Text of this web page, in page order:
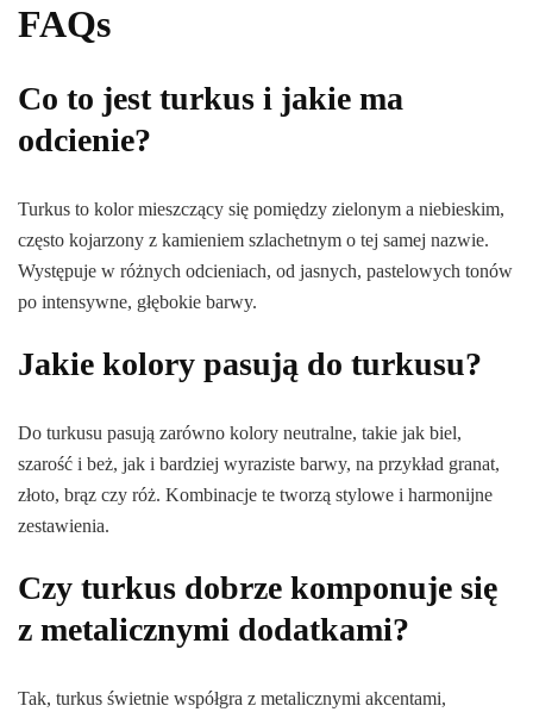
FAQs
Co to jest turkus i jakie ma
odcienie?
Turkus to kolor mieszczący się pomiędzy zielonym a niebieskim,
często kojarzony z kamieniem szlachetnym o tej samej nazwie.
Występuje w różnych odcieniach, od jasnych, pastelowych tonów
po intensywne, głębokie barwy.
Jakie kolory pasują do turkusu?
Do turkusu pasują zarówno kolory neutralne, takie jak biel,
szarość i beż, jak i bardziej wyraziste barwy, na przykład granat,
złoto, brąz czy róż. Kombinacje te tworzą stylowe i harmonijne
zestawienia.
Czy turkus dobrze komponuje się
z metalicznymi dodatkami?
Tak, turkus świetnie współgra z metalicznymi akcentami,